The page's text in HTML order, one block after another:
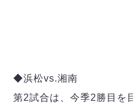
◆浜松vs.湘南
第2試合は、今季2勝目を